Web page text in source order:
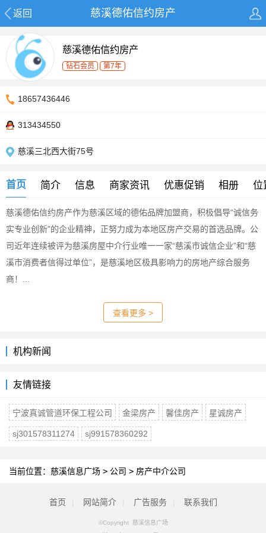
返回 慈溪德佑信约房产
慈溪德佑信约房产
钻石会员 第7年
18657436446
313434550
慈溪三北西大街75号
首页 简介 信息 商家资讯 优惠促销 相册 位
慈溪德佑信约房产作为慈溪区域的德佑品牌加盟商，积极倡导“诚信务
实专业创新”的企业精神，正努力成为本地区房产交易的首选品牌。公
司近年连续被评为慈溪房屋中介行业唯一一家“慈溪市诚信企业”和“慈
溪市消费者信得过单位”，是慈溪地区极具影响力的房地产综合服务
商！...
查看更多 >
机构新闻
友情链接
宁波真诚管道环保工程公司 金梁房产 馨佳房产 星诚房产
sj301578311274 sj991578360292
当前位置： 慈溪信息广场 > 公司 > 房产中介公司
首页 网站简介 广告服务 联系我们
©Copyright 慈溪信息广场